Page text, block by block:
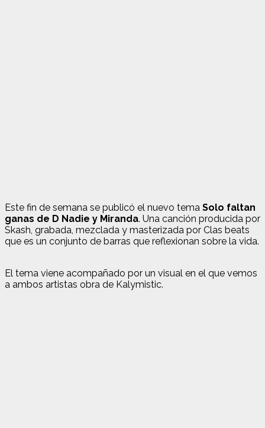
Este fin de semana se publicó el nuevo tema Solo faltan
ganas de D Nadie y Miranda. Una canción producida por
Skash, grabada, mezclada y masterizada por Clas beats
que es un conjunto de barras que reflexionan sobre la vida.
El tema viene acompañado por un visual en el que vemos
a ambos artistas obra de Kalymistic.